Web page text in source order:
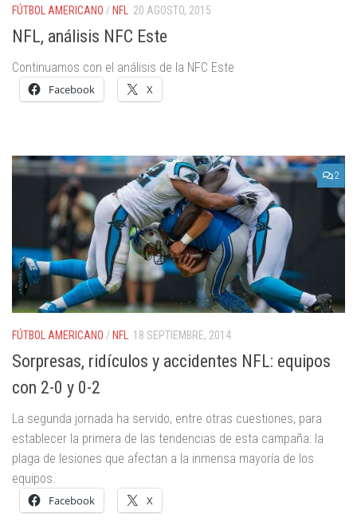
FÚTBOL AMERICANO / NFL 20 AGOSTO, 2015
NFL, análisis NFC Este
Continuamos con el análisis de la NFC Este
Facebook X
2
FÚTBOL AMERICANO / NFL 18 SEPTIEMBRE, 2014
Sorpresas, ridículos y accidentes NFL: equipos
con 2-0 y 0-2
La segunda jornada ha servido, entre otras cuestiones, para
establecer la primera de las tendencias de esta campaña: la
plaga de lesiones que afectan a la inmensa mayoría de los
equipos.
Facebook X